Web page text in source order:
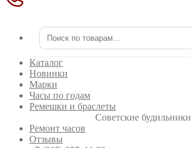
Искать:
Каталог
Новинки
Марки
Часы по годам
Ремешки и браслеты
Советские будильники
Ремонт часов
Отзывы